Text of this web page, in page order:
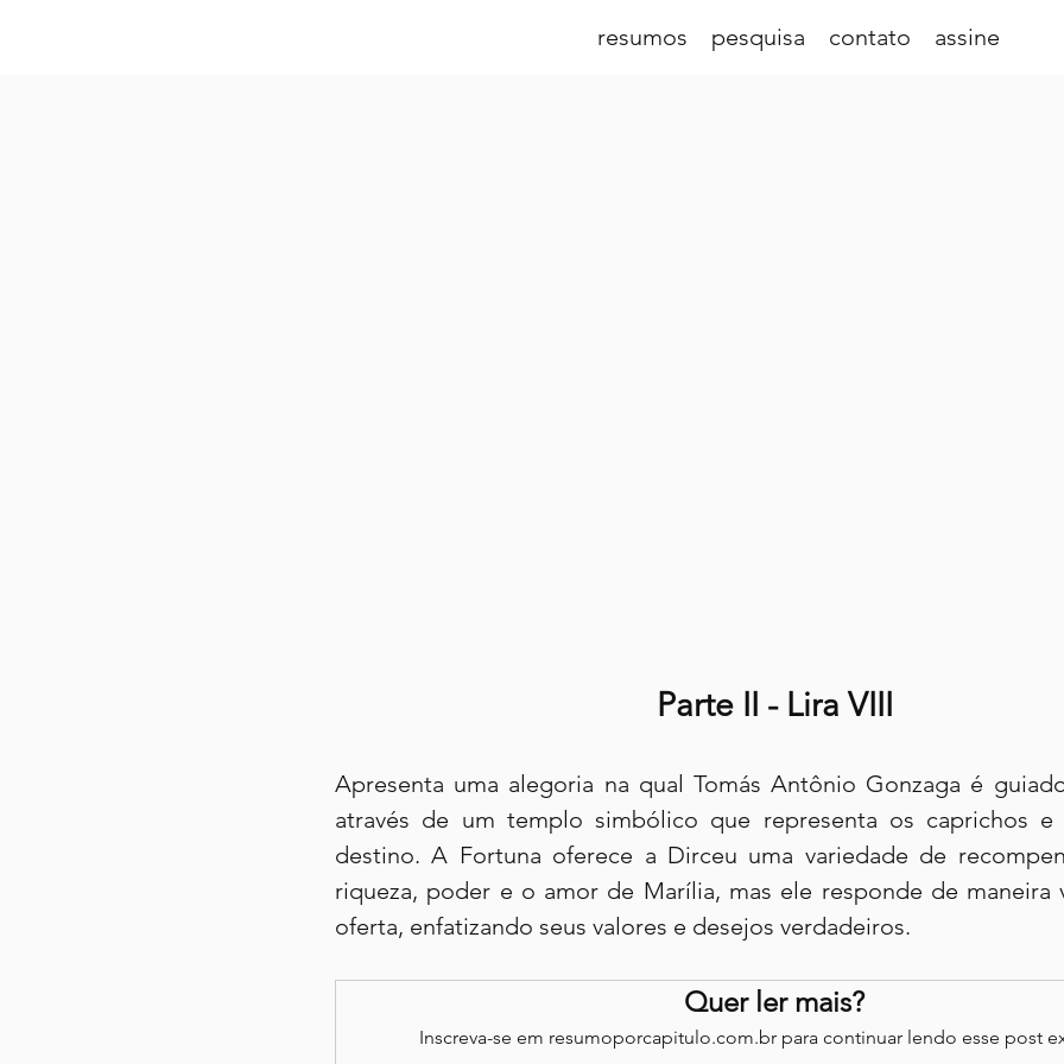
resumos pesquisa contato assine
Parte II - Lira VIII
Apresenta uma alegoria na qual Tomás Antônio Gonzaga é
através de um templo simbólico que representa os caprichos e
destino. A Fortuna oferece a Dirceu uma variedade de
riqueza, poder e o amor de Marília, mas ele responde de maneira
oferta, enfatizando seus valores e desejos verdadeiros.
Quer ler mais?
Inscreva-se em resumoporcapitulo.com.br para continuar lendo esse post